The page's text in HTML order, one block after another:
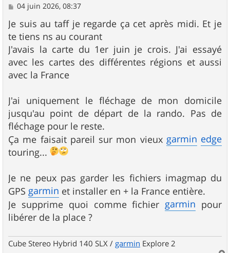
M
s
s
a
g
e
04 juin 2026, 08:37
Je suis au taff je regarde ça cet après midi. Et je
te tiens ns au courant
J'avais la carte du 1er juin je crois. J'ai essayé
avec les cartes des différentes régions et aussi
avec la France
J'ai uniquement le fléchage de mon domicile
jusqu'au point de départ de la rando. Pas de
fléchage pour le reste.
Ça me faisait pareil sur mon vieux garmin edge
touring...
Je ne peux pas garder les fichiers imagmap du
GPS garmin et installer en + la France entière.
Je supprime quoi comme fichier garmin pour
libérer de la place ?
Cube Stereo Hybrid 140 SLX / garmin Explore 2